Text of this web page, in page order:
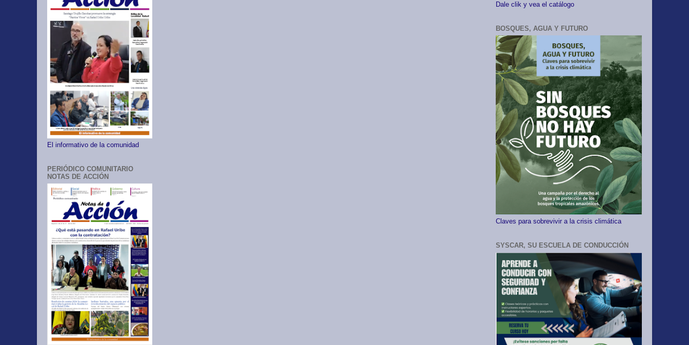
El informativo de la comunidad
PERIÓDICO COMUNITARIO
NOTAS DE ACCIÓN
Dale clik y vea el catálogo
BOSQUES, AGUA Y FUTURO
Claves para sobrevivir a la crisis climática
SYSCAR, SU ESCUELA DE CONDUCCIÓN